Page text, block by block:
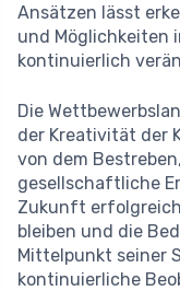
Ansätzen lässt
und Möglichkeiten
kontinuierlich
Die
der Kreativität der
von dem
gesellschaftliche
Zukunft
bleiben und die
Mittelpunkt seiner
kontinuierliche